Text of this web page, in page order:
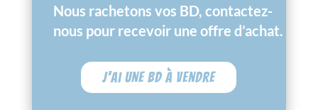
Nous rachetons vos BD, contactez-
nous pour recevoir une offre d’achat.
J'ai une BD à vendre